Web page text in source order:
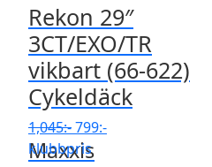
var:
999:-.
är:
799:-.
Rekon 29″
3CT/EXO/TR
vikbart (66-622)
Cykeldäck
1,045:-Det
ursprungliga
799:-Det
klubbpris
Maxxis